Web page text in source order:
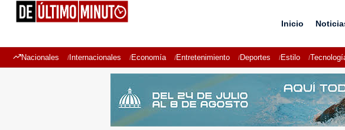
Inicio
Nacionales Internacionales Economía Entretenimiento Deportes Estilo